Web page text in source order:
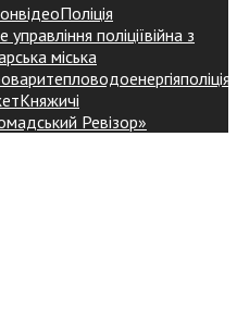
відеоПоліція
поліціївійна з
міська
поліція
Княжичі
Ревізор»